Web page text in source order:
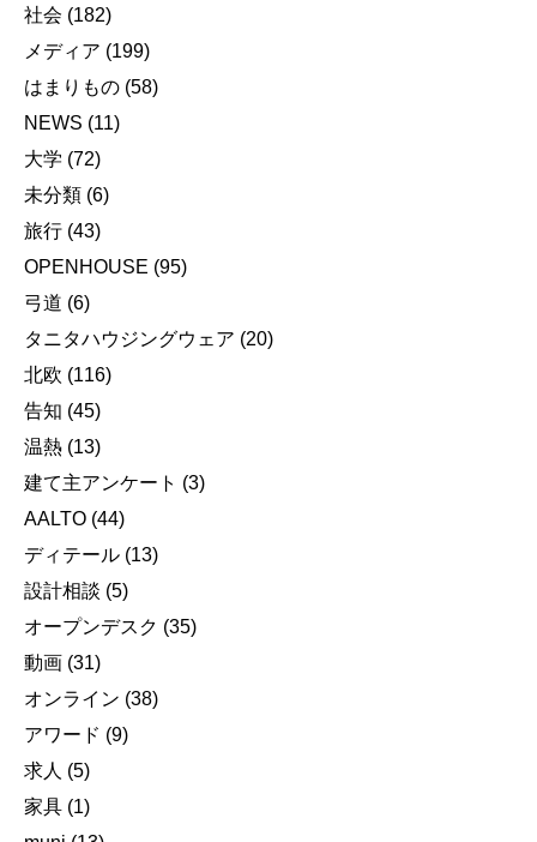
社会 (182)
メディア (199)
はまりもの (58)
NEWS (11)
大学 (72)
未分類 (6)
旅行 (43)
OPENHOUSE (95)
弓道 (6)
タニタハウジングウェア (20)
北欧 (116)
告知 (45)
温熱 (13)
建て主アンケート (3)
AALTO (44)
ディテール (13)
設計相談 (5)
オープンデスク (35)
動画 (31)
オンライン (38)
アワード (9)
求人 (5)
家具 (1)